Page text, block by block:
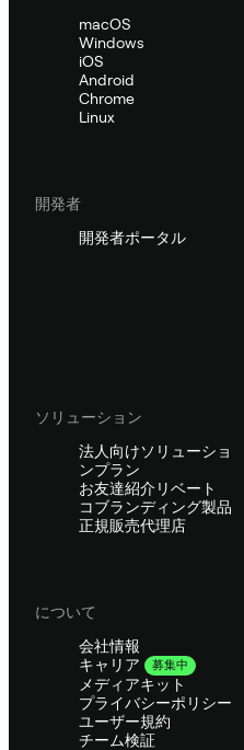
macOS
Windows
iOS
Android
Chrome
Linux
開発者
開発者ポータル
ソリューション
法人向けソリューショ
ンプラン
お友達紹介リベート
コブランディング製品
正規販売代理店
について
会社情報
キャリア
募集中
メディアキット
プライバシーポリシー
ユーザー規約
チーム検証